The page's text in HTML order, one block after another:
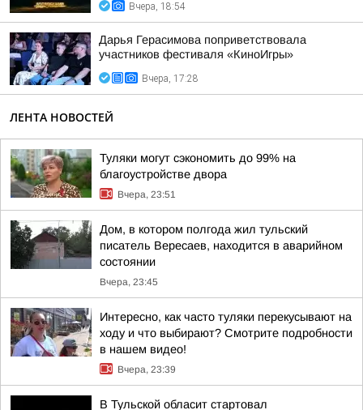
Вчера, 18:54
Дарья Герасимова поприветствовала
участников фестиваля «КиноИгры»
Вчера, 17:28
ЛЕНТА НОВОСТЕЙ
Туляки могут сэкономить до 99% на
благоустройстве двора
Вчера, 23:51
Дом, в котором полгода жил тульский
писатель Вересаев, находится в аварийном
состоянии
Вчера, 23:45
Интересно, как часто туляки перекусывают на
ходу и что выбирают? Смотрите подробности
в нашем видео!
Вчера, 23:39
В Тульской обласит стартовал